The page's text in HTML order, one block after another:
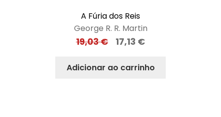
A Fúria dos Reis
George R. R. Martin
19,03€ 17,13 €
Adicionar ao carrinho